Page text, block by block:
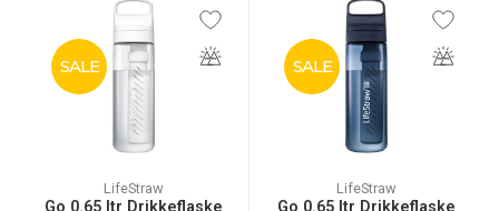
SALE
LifeStraw
Go 0.65 ltr Drikkeflaske
SALE
LifeStraw
Go 0.65 ltr Drikkeflaske